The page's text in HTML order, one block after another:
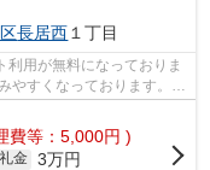
長居西１丁目
利用が無料になっておりま
費等：5,000円 )
礼金 3万円